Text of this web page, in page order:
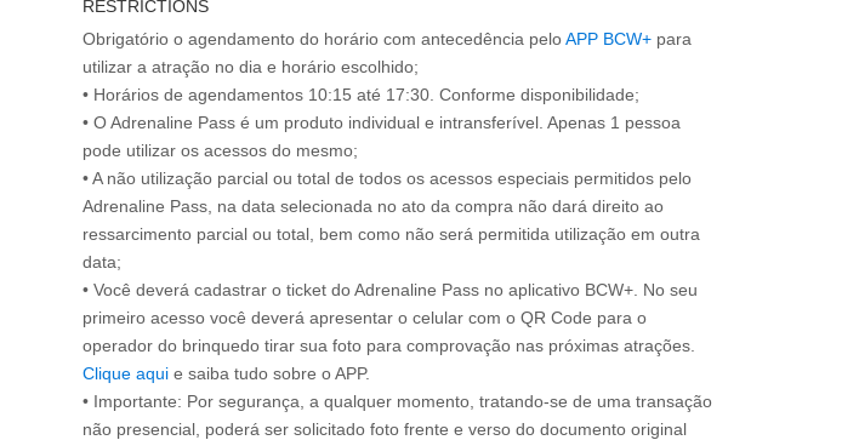
RESTRICTIONS
Obrigatório o agendamento do horário com antecedência peloAPP BCW+ para
utilizar a atração no dia e horário escolhido;
• Horários de agendamentos 10:15 até 17:30. Conforme disponibilidade;
• O Adrenaline Pass é um produto individual e intransferível. Apenas 1 pessoa
pode utilizar os acessos do mesmo;
• A não utilização parcial ou total de todos os acessos especiais permitidos pelo
Adrenaline Pass, na data selecionada no ato da compra não dará direito ao
ressarcimento parcial ou total, bem como não será permitida utilização em outra
data;
• Você deverá cadastrar o ticket do Adrenaline Pass no aplicativo BCW+. No seu
primeiro acesso você deverá apresentar o celular com o QR Code para o
operador do brinquedo tirar sua foto para comprovação nas próximas atrações.
Clique aqui e saiba tudo sobre o APP.
• Importante: Por segurança, a qualquer momento, tratando-se de uma transação
não presencial, poderá ser solicitado foto frente e verso do documento original